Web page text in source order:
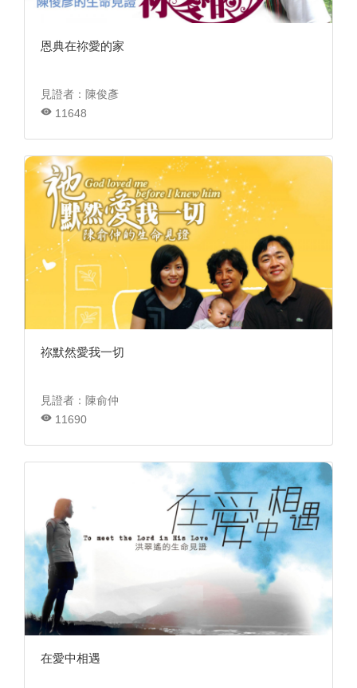
恩典在祢愛的家
見證者：陳俊彥
11648
祢默然愛我一切
見證者：陳俞仲
11690
在愛中相遇